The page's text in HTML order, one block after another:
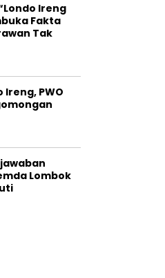
Ireng
Fakta
Tak
PWO
Lombok